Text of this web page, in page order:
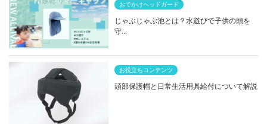
おでかけヘッドガード
じゃぶじゃぶ池とは？水遊びで子供の頭を
守...
お役立ちコンテンツ
頭部保護帽と日常生活用具給付について解説